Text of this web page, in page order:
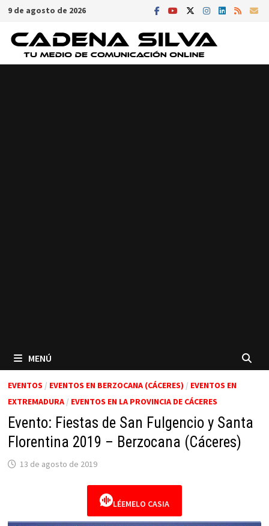
Saltar
contenido
9 de agosto de 2026
MENÚ
EVENTOS / EVENTOS EN BERZOCANA (CÁCERES) / EVENTOS EN
EXTREMADURA/ EVENTOS EN LA PROVINCIA DE CÁCERES
Evento: Fiestas de San Fulgencio y Santa
Florentina 2019 – Berzocana (Cáceres)
13 de agosto de 2019
LÉEMELO CASIA